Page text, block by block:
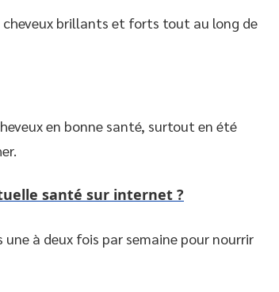
cheveux brillants et forts tout au long de
en bonne santé, surtout en été
santé sur internet ?
à deux fois par semaine pour nourrir